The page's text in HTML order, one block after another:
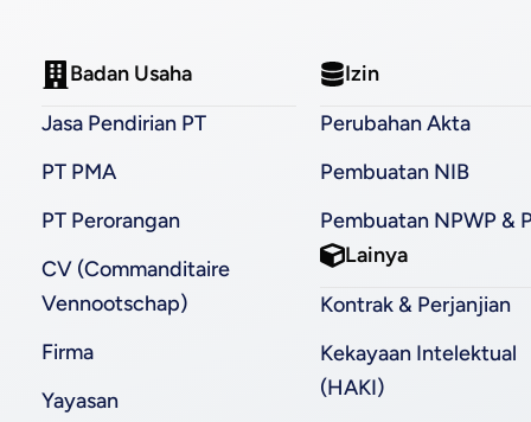
Badan Usaha
Jasa Pendirian PT
PT PMA
PT Perorangan
CV (Commanditaire
Vennootschap)
Firma
Yayasan
Izin
Perubahan Akta
Pembuatan NIB
Pembuatan NPWP &
Lainya
Kontrak & Perjanjian
Kekayaan Intelektual
(HAKI)